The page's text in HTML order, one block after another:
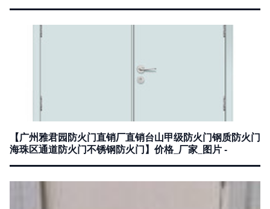
【广州雅君园防火门直销厂直销台山甲级防火门钢质防火门
海珠区通道防火门不锈钢防火门】价格_厂家_图片 -